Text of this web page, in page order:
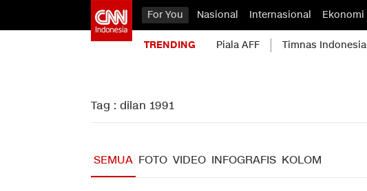
For You Nasional Internasional Ekonomi
TRENDING Piala AFF Timnas Indonesia
Tag : dilan 1991
SEMUA FOTO VIDEO INFOGRAFIS KOLOM